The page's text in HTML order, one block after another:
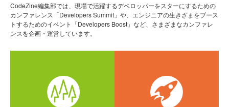
CodeZine編集部では、現場で活躍するデベロッパーをスターにするための
カンファレンス「Developers Summit」や、エンジニアの生きざまをブース
トするためのイベント「Developers Boost」など、さまざまなカンファレ
ンスを企画・運営しています。